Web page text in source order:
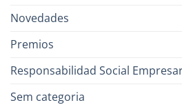
Novedades
Premios
Responsabilidad Social
Sem categoria